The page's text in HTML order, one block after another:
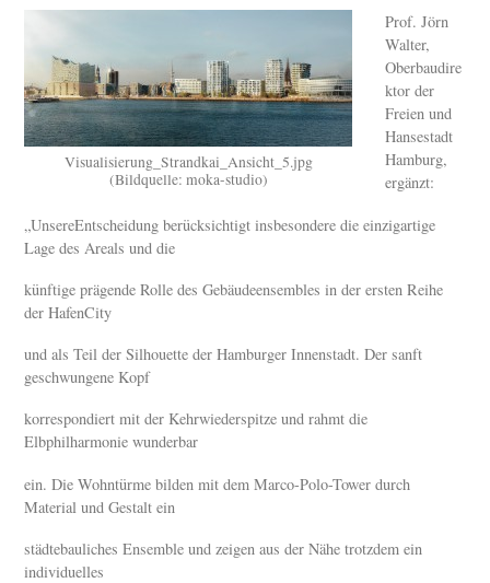
Visualisierung_Strandkai_Ansicht_5.jpg
(Bildquelle: moka-studio)
Prof. Jörn
Walter,
Oberbaudire
ktor der
Freien und
Hansestadt
Hamburg,
ergänzt:
„UnsereEntscheidung berücksichtigt insbesondere die einzigartige
Lage des Areals und die
künftige prägende Rolle des Gebäudeensembles in der ersten Reihe
der HafenCity
und als Teil der Silhouette der Hamburger Innenstadt. Der sanft
geschwungene Kopf
korrespondiert mit der Kehrwiederspitze und rahmt die
Elbphilharmonie wunderbar
ein. Die Wohntürme bilden mit dem Marco-Polo-Tower durch
Material und Gestalt ein
städtebauliches Ensemble und zeigen aus der Nähe trotzdem ein
individuelles